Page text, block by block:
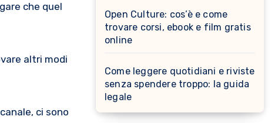
che quel
altri modi
ci sono
Open Culture: cos’è e come
trovare corsi, ebook e film gratis
online
Come leggere quotidiani e riviste
senza spendere troppo: la guida
legale